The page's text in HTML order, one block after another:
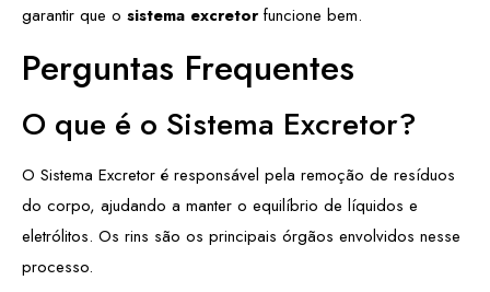
garantir que o sistema excretorfuncione bem.
Perguntas Frequentes
O que é o Sistema Excretor?
O Sistema Excretor é responsável pela remoção de resíduos
do corpo, ajudando a manter o equilíbrio de líquidos e
eletrólitos. Os rins são os principais órgãos envolvidos nesse
processo.